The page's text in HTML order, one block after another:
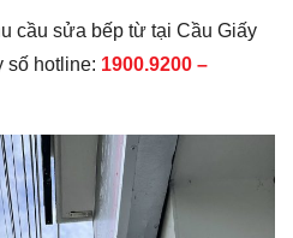
cầu sửa bếp từ tại Cầu Giấy
số hotline: 1900.9200 –